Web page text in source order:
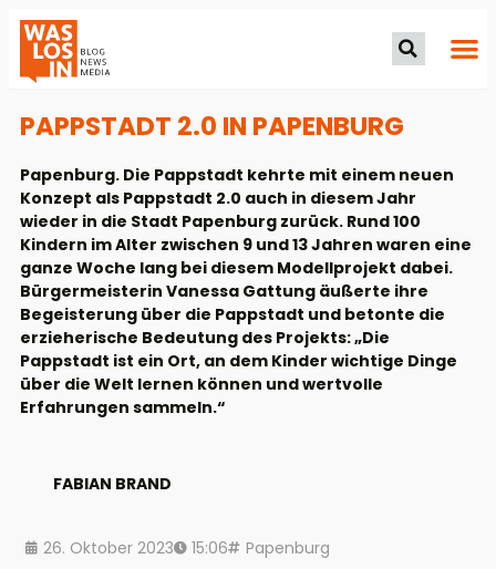
PAPPSTADT 2.0 IN PAPENBURG
Papenburg. Die Pappstadt kehrte mit einem neuen
Konzept als Pappstadt 2.0 auch in diesem Jahr
wieder in die Stadt Papenburg zurück. Rund 100
Kindern im Alter zwischen 9 und 13 Jahren waren eine
ganze Woche lang bei diesem Modellprojekt dabei.
Bürgermeisterin Vanessa Gattung äußerte ihre
Begeisterung über die Pappstadt und betonte die
erzieherische Bedeutung des Projekts: „Die
Pappstadt ist ein Ort, an dem Kinder wichtige Dinge
über die Welt lernen können und wertvolle
Erfahrungen sammeln.“
FABIAN BRAND
26. Oktober 2023 15:06 Papenburg